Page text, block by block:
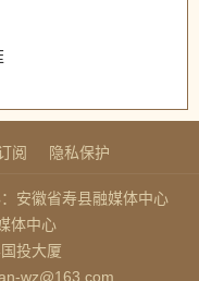
阅 隐私保护
安徽省寿县融媒体中心
体中心
投大厦
wz@163.com